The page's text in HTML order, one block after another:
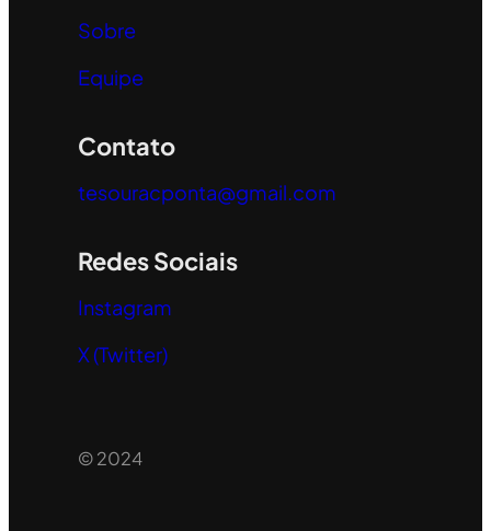
Sobre
Equipe
Contato
tesouracponta@gmail.com
Redes Sociais
Instagram
X (Twitter)
© 2024